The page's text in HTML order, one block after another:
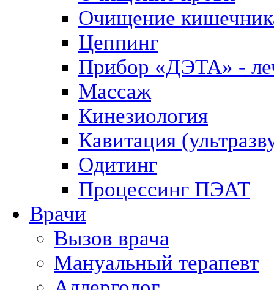
Очищение
Цеппинг
Прибор «ДЭТА» -
Массаж
Кинезиология
Кавитация
Одитинг
Процессинг ПЭАТ
Врачи
Вызов врача
Мануальный терапевт